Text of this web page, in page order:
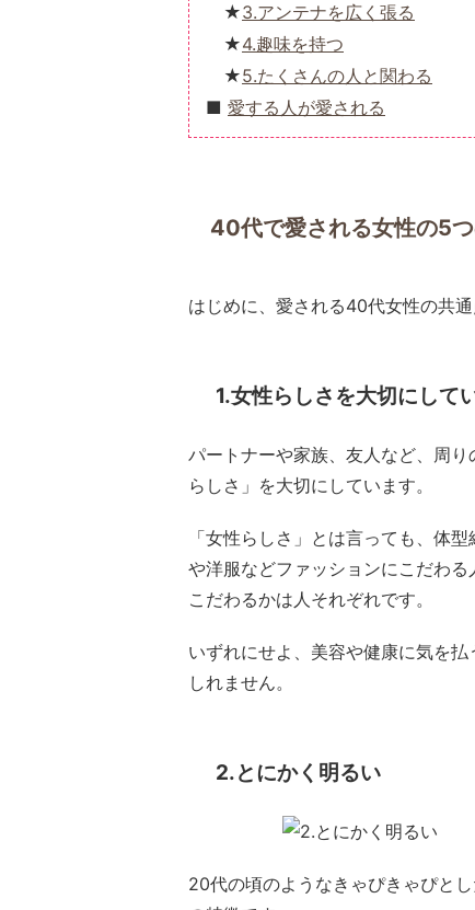
3.アンテナを広く張る
4.趣味を持つ
5.たくさんの人と関わる
愛する人が愛される
40代で愛される女性の5
はじめに、愛される40代女性の共通
1.女性らしさを大切にして
パートナーや家族、友人など、周
らしさ」を大切にしています。
「女性らしさ」とは言っても、体
や洋服などファッションにこだわ
こだわるかは人それぞれです。
いずれにせよ、美容や健康に気を
しれません。
2.とにかく明るい
20代の頃のようなきゃぴきゃぴと